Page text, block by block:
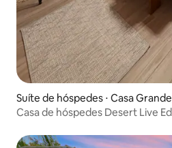
Suíte de hóspedes ⋅ Casa Grande
Casa de hóspedes Desert Live